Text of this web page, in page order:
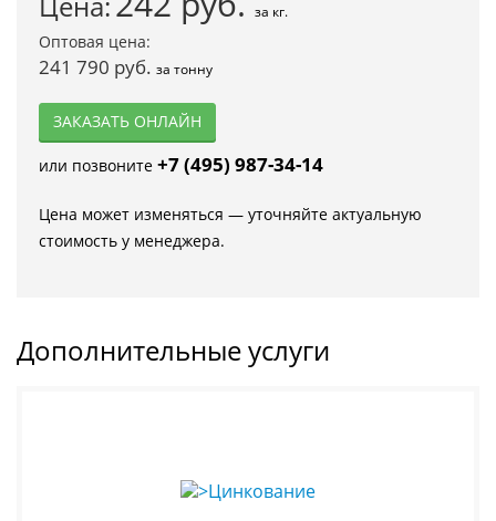
за кг.
Оптовая цена:
241 790 руб. за тонну
ЗАКАЗАТЬ ОНЛАЙН
или позвоните +7 (495) 987-34-14
Цена может изменяться — уточняйте актуальную
стоимость у менеджера.
Дополнительные услуги